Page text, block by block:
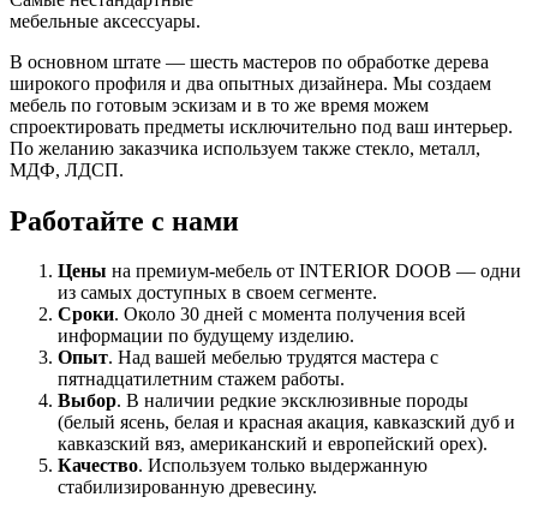
мебельные аксессуары.
В основном штате — шесть мастеров по обработке дерева
широкого профиля и два опытных дизайнера. Мы создаем
мебель по готовым эскизам и в то же время можем
спроектировать предметы исключительно под ваш интерьер.
По желанию заказчика используем также стекло, металл,
МДФ, ЛДСП.
Работайте с нами
Цены на премиум-мебель от INTERIOR DOOB — одни
из самых доступных в своем сегменте.
Сроки. Около 30 дней с момента получения всей
информации по будущему изделию.
Опыт. Над вашей мебелью трудятся мастера с
пятнадцатилетним стажем работы.
Выбор. В наличии редкие эксклюзивные породы
(белый ясень, белая и красная акация, кавказский дуб и
кавказский вяз, американский и европейский орех).
Качество. Используем только выдержанную
стабилизированную древесину.